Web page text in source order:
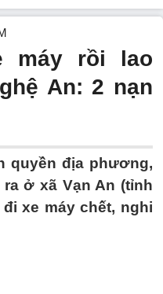
máy rồi lao
An: 2 nạn
quyền địa phương,
ở xã Vạn An (tỉnh
xe máy chết, nghi